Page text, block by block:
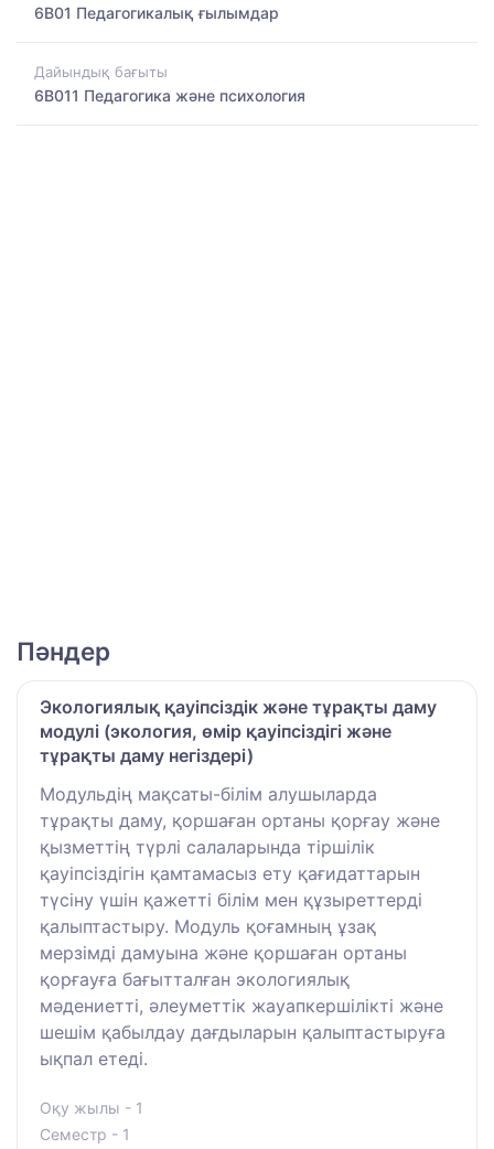
6B01 Педагогикалық ғылымдар
Дайындық бағыты
6B011 Педагогика және психология
Пәндер
Экологиялық қауіпсіздік және тұрақты даму
модулі (экология, өмір қауіпсіздігі және
тұрақты даму негіздері)
Модульдің мақсаты-білім алушыларда
тұрақты даму, қоршаған ортаны қорғау және
қызметтің түрлі салаларында тіршілік
қауіпсіздігін қамтамасыз ету қағидаттарын
түсіну үшін қажетті білім мен құзыреттерді
қалыптастыру. Модуль қоғамның ұзақ
мерзімді дамуына және қоршаған ортаны
қорғауға бағытталған экологиялық
мәдениетті, әлеуметтік жауапкершілікті және
шешім қабылдау дағдыларын қалыптастыруға
ықпал етеді.
Оқу жылы - 1
Семестр - 1